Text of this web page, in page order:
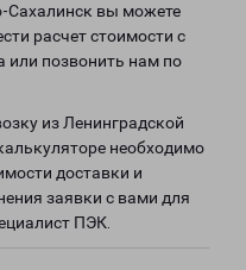
Сахалинск вы можете
расчет стоимости с
позвонить нам по
из Ленинградской
необходимо
доставки и
заявки с вами для
ПЭК.